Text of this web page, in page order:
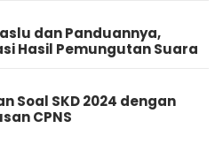
dan Panduannya,
Hasil Pemungutan Suara
Soal SKD 2024 dengan
CPNS